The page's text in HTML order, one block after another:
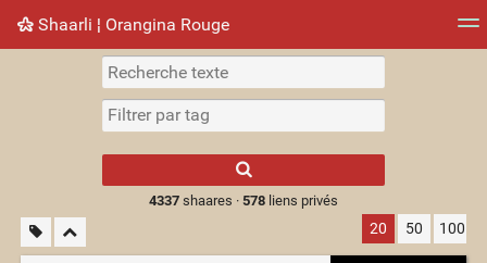
Shaarli ¦ Orangina Rouge
Nuage de tags Mur d'images
results.
4337shaares · 578liens privés
20 50 100